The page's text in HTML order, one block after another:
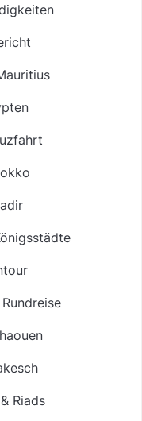
Riads